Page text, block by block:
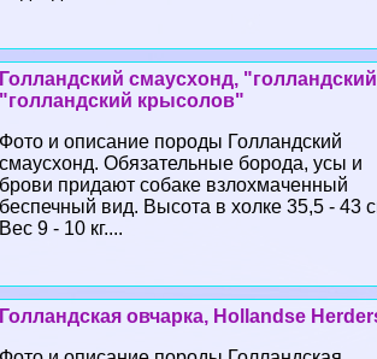
Голландский смаусхонд,
"голландский крысолов"
Фото и описание породы Голландский
смаусхонд. Обязательные борода, усы и
брови придают собаке взлохмаченный
беспечный вид. Высота в холке 35,5 - 43
Вес 9 - 10 кг....
Голландская овчарка, Hollandse